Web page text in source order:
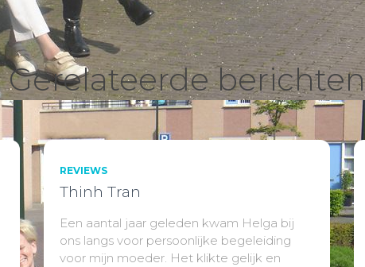
Gerelateerde berichten
REVIEWS
Thinh Tran
Een aantal jaar geleden kwam Helga bij
ons langs voor persoonlijke begeleiding
voor mijn moeder. Het klikte gelijk en